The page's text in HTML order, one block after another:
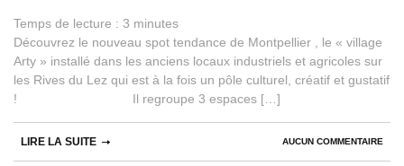
Temps de lecture : 3 minutes
Découvrez le nouveau spot tendance de Montpellier , le « village
Arty » installé dans les anciens locaux industriels et agricoles sur
les Rives du Lez qui est à la fois un pôle culturel, créatif et gustatif
! Il regroupe 3 espaces […]
AUCUN COMMENTAIRE
LIRE LA SUITE